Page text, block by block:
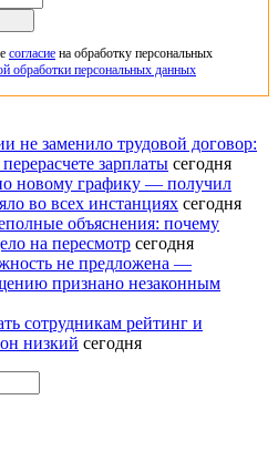
согласие на обработку персональных
обработки персональных данных
не заменило трудовой договор:
зарплаты сегодня
новому графику — получил
во всех инстанциях сегодня
объяснения: почему
на пересмотр сегодня
не предложена —
признано незаконным
сотрудникам рейтинг и
низкий сегодня